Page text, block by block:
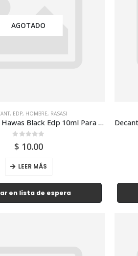
AGOTADO
, EDP, HOMBRE, RASASI
Decant Rasasi Hawas Black Edp 10ml Para Hombre
out of 5
$ 10.00
LEER MÁS
en lista de espera